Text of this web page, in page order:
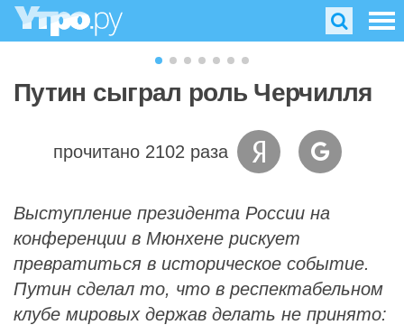
Путин сыграл роль Черчилля
прочитано 2102 раза
Выступление президента России на
конференции в Мюнхене рискует
превратиться в историческое событие.
Путин сделал то, что в респектабельном
клубе мировых держав делать не принято: